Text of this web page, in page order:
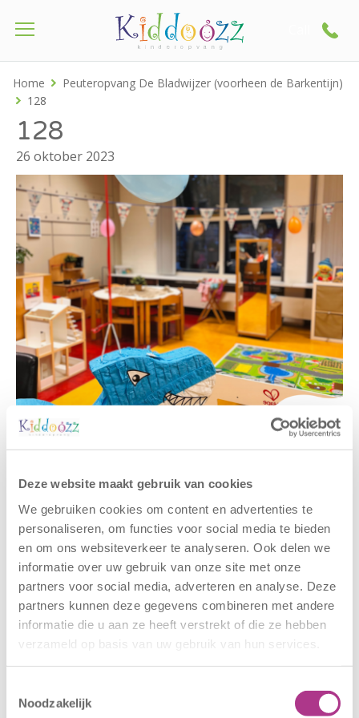
Deze website maakt gebruik van cookies
We gebruiken cookies om content en advertenties te
personaliseren, om functies voor social media te bieden
en om ons websiteverkeer te analyseren. Ook delen we
informatie over uw gebruik van onze site met onze
partners voor social media, adverteren en analyse. Deze
partners kunnen deze gegevens combineren met andere
informatie die u aan ze heeft verstrekt of die ze hebben
verzameld op basis van uw gebruik van hun services.
Noodzakelijk
Home
Peuteropvang De Bladwijzer (voorheen de Barkentijn)
128
128
26 oktober 2023
Gerelateerde berichten
Nieuwe locatie
Oldegaarde
Sluiting
CODE ROOD